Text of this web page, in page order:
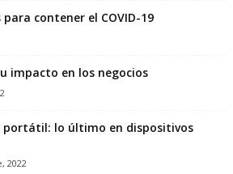
contener el COVID-19
impacto en los negocios
lo último en dispositivos
2022